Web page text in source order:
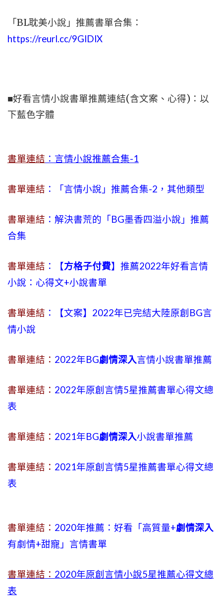
「BL耽美小說」推薦書單合集：
https://reurl.cc/9GlDlX
■好看言情小說書單推薦連結(含文案、心得)：以
下藍色字體
書單連結 ：言情小說推薦合集-1
書單連結 ：「言情小說」推薦合集-2，其他類型
書單連結 ：解決書荒的「BG墨香四溢小說」推薦
合集
書單連結 ：【方格子付費】推薦2022年好看言情
小說：心得文+小說書單
書單連結 ：【文案】2022年已完結大陸原創BG言
情小說
書單連結： 2022年BG劇情深入言情小說書單推薦
書單連結： 2022年原創言情5星推薦書單心得文總
表
書單連結： 2021年BG劇情深入小說書單推薦
書單連結： 2021年原創言情5星推薦書單心得文總
表
書單連結： 2020年推薦：好看「高質量+劇情深入
有劇情+甜寵」言情書單
書單連結： 2020年原創言情小說5星推薦心得文總
表